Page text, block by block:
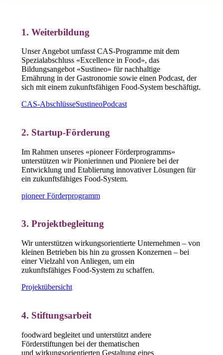
1. Weiterbildung
Unser Angebot umfasst CAS-Programme mit dem
Spezialabschluss «Excellence in Food», das
Bildungsangebot «Sustineo» für nachhaltige
Ernährung in der Gastronomie sowie einen Podcast, der
sich mit einem zukunftsfähigen Food-System beschäftigt.
CAS-AbschlüsseSustineoPodcast
2. Startup-Förderung
Im Rahmen unseres «pioneer Förderprogramms»
unterstützen wir Pionierinnen und Pioniere bei der
Entwicklung und Etablierung innovativer Lösungen für
ein zukunftsfähiges Food-System.
pioneer Förderprogramm
3. Projektbegleitung
Wir unterstützen wirkungsorientierte Unternehmen – von
kleinen Betrieben bis hin zu grossen Konzernen – bei
einer Vielzahl von Anliegen, um ein
zukunftsfähiges Food-System zu schaffen.
Projektübersicht
4. Stiftungsarbeit
foodward begleitet und unterstützt andere
Förderstiftungen bei der thematischen
und wirkungsorientierten Gestaltung eines